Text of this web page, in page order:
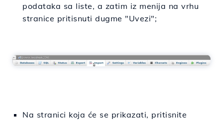
podataka sa liste, a zatim iz menija na vrhu
stranice pritisnuti dugme "Uvezi";
Na stranici koja će se prikazati, pritisnite